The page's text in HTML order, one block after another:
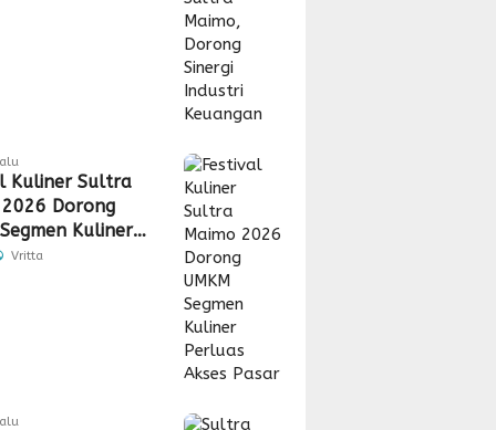
Kuliner Sultra
Dorong
Kuliner
Pasar
Vritta